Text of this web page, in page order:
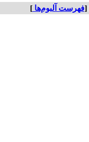
فهرست آلبوم‌ها]